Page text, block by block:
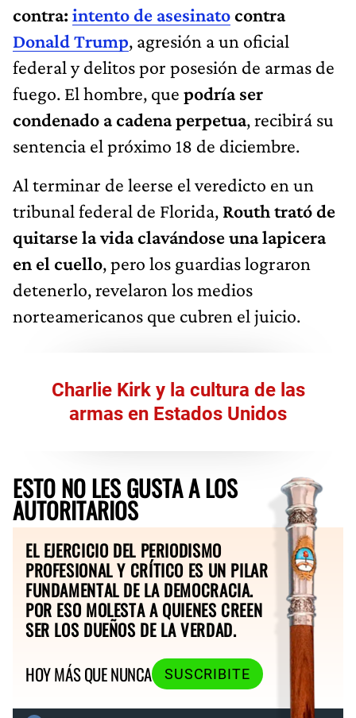
contra: intento de asesinatocontra
Donald Trump, agresión a un oficial
federal y delitos por posesión de armas de
fuego. El hombre, que podría ser
condenado a cadena perpetua, recibirá su
sentencia el próximo 18 de diciembre.
Al terminar de leerse el veredicto en un
tribunal federal de Florida, Routh trató de
quitarse la vida clavándose una lapicera
en el cuello, pero los guardias lograron
detenerlo, revelaron los medios
norteamericanos que cubren el juicio.
Charlie Kirk y la cultura de las
armas en Estados Unidos
ESTO NO LES GUSTA A LOS
AUTORITARIOS
EL EJERCICIO DEL PERIODISMO
PROFESIONAL Y CRÍTICO ES UN PILAR
FUNDAMENTAL DE LA DEMOCRACIA.
POR ESO MOLESTA A QUIENES CREEN
SER LOS DUEÑOS DE LA VERDAD.
HOY MÁS QUE NUNCA
SUSCRIBITE